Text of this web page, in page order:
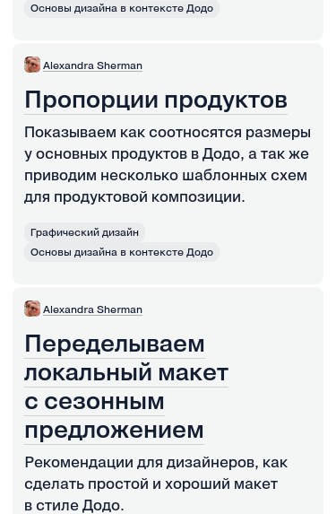
Основы дизайна в контексте Додо
Alexandra Sherman
Пропорции продуктов
Показываем как соотносятся размеры
у основных продуктов в Додо, а так же
приводим несколько шаблонных схем
для продуктовой композиции.
Графический дизайн
Основы дизайна в контексте Додо
Alexandra Sherman
Переделываем
локальный макет
с сезонным
предложением
Рекомендации для дизайнеров, как
сделать простой и хороший макет
в стиле Додо.